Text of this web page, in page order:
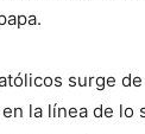
surge
la línea de lo